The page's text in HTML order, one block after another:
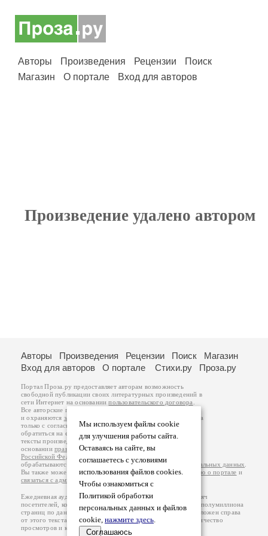
Авторы Произведения Рецензии
Поиск
Магазин
О портале Вход для авторов
Произведение удалено автором
Мы используем файлы cookie
для улучшения работы сайта.
Оставаясь на сайте, вы
соглашаетесь с условиями
использования файлов cookies.
Чтобы ознакомиться с
Политикой обработки
персональных данных и файлов
cookie, нажмите здесь.
Соглашаюсь
Авторы Произведения Рецензии Поиск
Магазин
Вход для авторов
О портале Стихи.ру Проза.ру
Портал Проза.ру предоставляет авторам возможность
свободной публикации своих литературных произведений в
сети Интернет на основаниипользовательского договора
Все авторские права на произведения принадлежат авторам
и охраняются законом
. Перепечатка произведений возможна
только с согласия его автора, к которому вы можете
обратиться на его авторской странице. Ответственность за
тексты произведений авторы несут самостоятельно на
основанииправил публикацииизаконодательства
Российской Федерации
обрабатываются на основанииПолитики обработки персональных данных
Вы также можете посмотреть более подробнуюинформацию о портале и
связаться с администрацией
Ежедневная аудитория портала Проза.ру – порядка 100 тысяч
посетителей, которые в общей сумме просматривают более полумиллиона
страниц по данным счетчика посещаемости, который расположен справа
от этого текста. В каждой графе указано по две цифры: количество
просмотров и количество посетителей.